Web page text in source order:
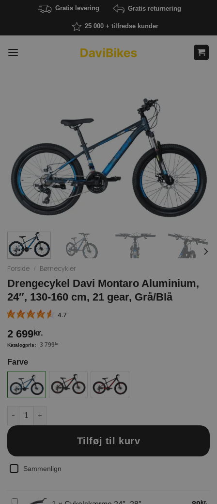
Gratis levering Gratis returnering
25 000 + tilfredse kunder
Forside / Børnecykler
Drengecykel Davi Montaro Aluminium,
24″, 130-160 cm, 21 gear, Grå/Blå
4.7
2 699kr.
3 799 kr.
Farve
Drengecykel Davi Montaro Aluminium, 24", 130-160 cm, 21
Tilføj til kurv
Sammenlign
Cykelskærme
kr.